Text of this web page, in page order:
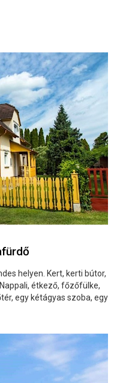
helyen. Kert, kerti bútor,
étkező, főzőfülke,
egy kétágyas szoba, egy